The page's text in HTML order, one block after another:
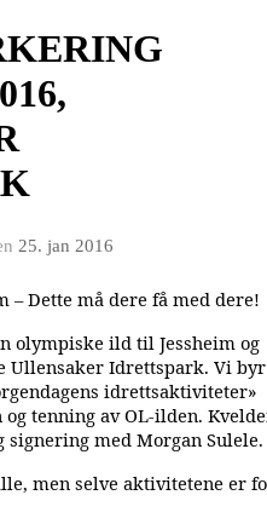
25. jan 2016
– Dette må dere få med dere!
olympiske ild til Jessheim og
Ullensaker Idrettspark. Vi byr
idrettsaktiviteter»
tenning av OL-ilden.
med Morgan Sulele.
men selve aktivitetene er